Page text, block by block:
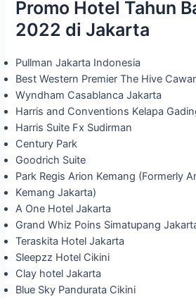
Promo Hotel Tahun
2022 di Jakarta
Pullman Jakarta Indonesia
Best Western Premier The Hive
Wyndham Casablanca Jakarta
Harris and Conventions Kelapa
Harris Suite Fx Sudirman
Century Park
Goodrich Suite
Park Regis Arion Kemang (Formerly
Kemang Jakarta)
A One Hotel Jakarta
Grand Whiz Poins Simatupang
Teraskita Hotel Jakarta
Sleepzz Hotel Cikini
Clay hotel Jakarta
Blue Sky Pandurata Cikini